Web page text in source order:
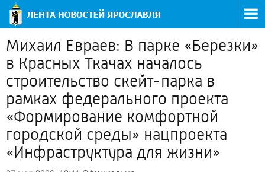
Михаил Евраев: В парке «Березки»
в Красных Ткачах началось
строительство скейт-парка в
рамках федерального проекта
«Формирование комфортной
городской среды» нацпроекта
«Инфраструктура для жизни»